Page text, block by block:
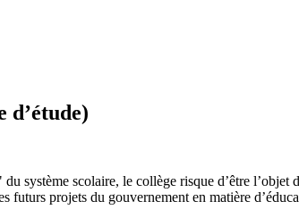
d’étude)
scolaire, le collège risque d’être l’objet
projets du gouvernement en matière